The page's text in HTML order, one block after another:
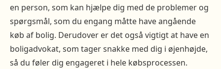
en person, som kan hjælpe dig med de problemer og
spørgsmål, som du engang måtte have angående
køb af bolig. Derudover er det også vigtigt at have en
boligadvokat, som tager snakke med dig i øjenhøjde,
så du føler dig engageret i hele købsprocessen.